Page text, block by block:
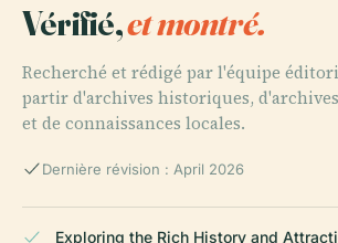
Vérifié,et montré.
Recherché et rédigé par l'équipe
partir d'archives historiques,
et de connaissances locales.
Dernière révision : April 2026
Exploring the Rich History and